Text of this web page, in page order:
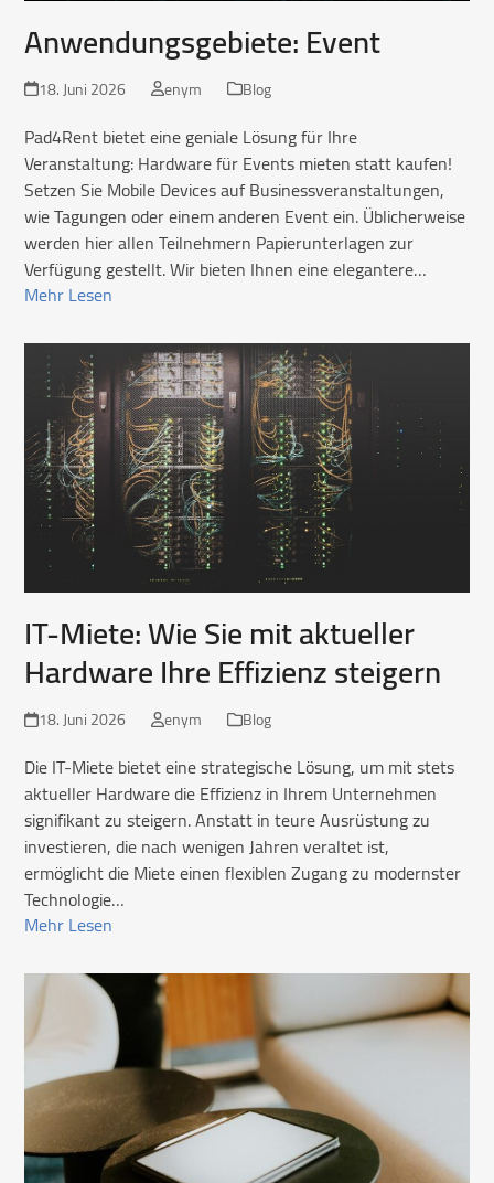
Anwendungsgebiete: Event
18. Juni 2026 enym Blog
Pad4Rent bietet eine geniale Lösung für Ihre
Veranstaltung: Hardware für Events mieten statt kaufen!
Setzen Sie Mobile Devices auf Businessveranstaltungen,
wie Tagungen oder einem anderen Event ein. Üblicherweise
werden hier allen Teilnehmern Papierunterlagen zur
Verfügung gestellt. Wir bieten Ihnen eine elegantere…
Mehr Lesen
IT-Miete: Wie Sie mit aktueller
Hardware Ihre Effizienz steigern
18. Juni 2026 enym Blog
Die IT-Miete bietet eine strategische Lösung, um mit stets
aktueller Hardware die Effizienz in Ihrem Unternehmen
signifikant zu steigern. Anstatt in teure Ausrüstung zu
investieren, die nach wenigen Jahren veraltet ist,
ermöglicht die Miete einen flexiblen Zugang zu modernster
Technologie…
Mehr Lesen